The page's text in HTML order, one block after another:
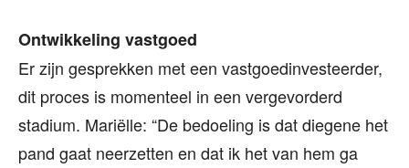
Ontwikkeling vastgoed
Er zijn gesprekken met een vastgoedinvesteerder,
dit proces is momenteel in een vergevorderd
stadium. Mariëlle: “De bedoeling is dat diegene het
pand gaat neerzetten en dat ik het van hem ga